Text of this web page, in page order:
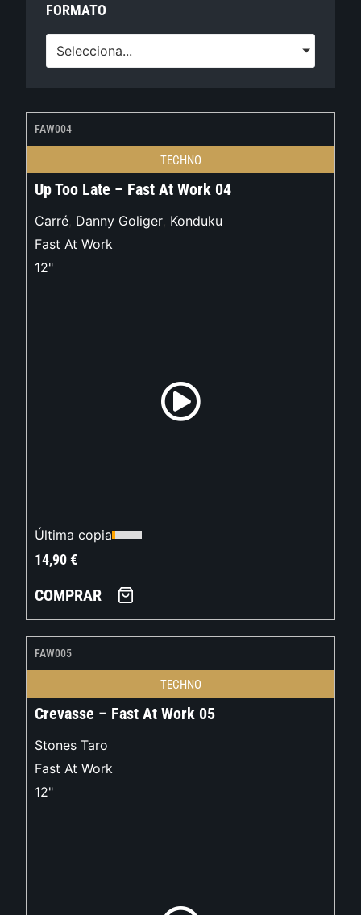
FORMATO
Selecciona...
FAW004
TECHNO
Up Too Late – Fast At Work 04
Carré, Danny Goliger, Konduku
Fast At Work
12"
Última copia
14,90€
COMPRAR
FAW005
TECHNO
Crevasse – Fast At Work 05
Stones Taro
Fast At Work
12"